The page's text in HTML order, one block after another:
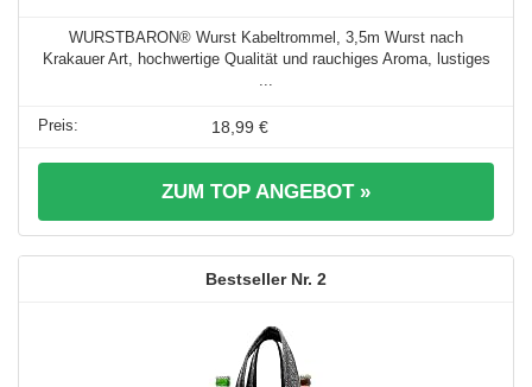
WURSTBARON® Wurst Kabeltrommel, 3,5m Wurst nach
Krakauer Art, hochwertige Qualität und rauchiges Aroma, lustiges
18,99 €
ZUM TOP ANGEBOT »
2